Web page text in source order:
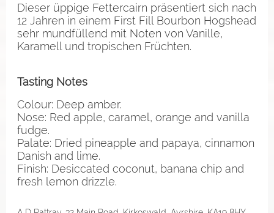
Dieser üppige Fettercairn präsentiert sich nach
12 Jahren in einem First Fill Bourbon Hogshead
sehr mundfüllend mit Noten von Vanille,
Karamell und tropischen Früchten.
Tasting Notes
Colour: Deep amber.
Nose: Red apple, caramel, orange and vanilla
fudge.
Palate: Dried pineapple and papaya, cinnamon
Danish and lime.
Finish: Desiccated coconut, banana chip and
fresh lemon drizzle.